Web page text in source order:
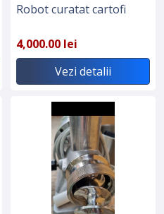
Robot curatat cartofi
4,000.00 lei
Vezi detalii